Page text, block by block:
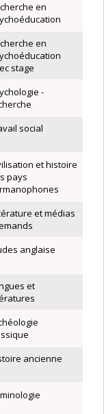
en
en
stage
-
social
et histoire
pays
et médias
anglaise
et
ancienne